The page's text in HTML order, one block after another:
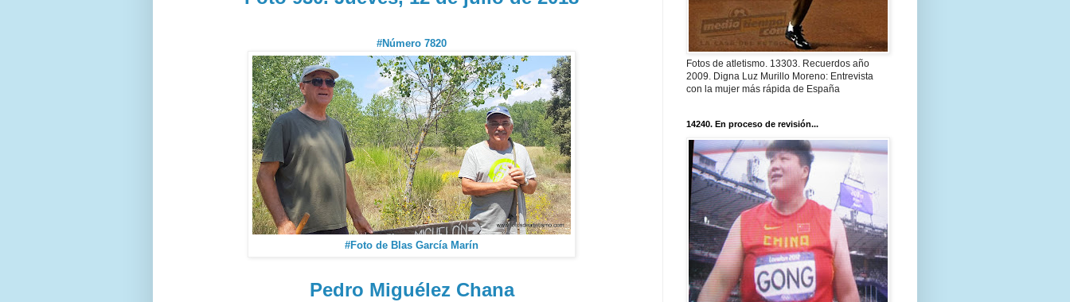
#Número 7820
#Foto de Blas García Marín
Pedro Miguélez Chana
Fotos de atletismo. 13303. Recuerdos año
2009. Digna Luz Murillo Moreno: Entrevista
con la mujer más rápida de España
14240. En proceso de revisión...